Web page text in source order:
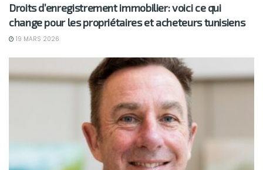
Droits d’enregistrement immobilier: voici ce qui
change pour les propriétaires et acheteurs tunisiens
19 MARS 2026